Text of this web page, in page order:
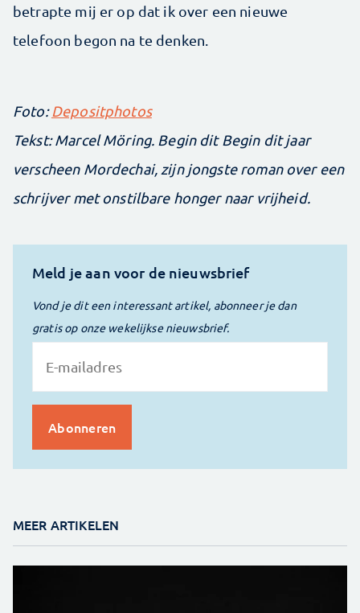
betrapte mij er op dat ik over een nieuwe
telefoon begon na te denken.
Foto:Depositphotos
Tekst: Marcel Möring. Begin dit Begin dit jaar
verscheen Mordechai, zijn jongste roman over een
schrijver met onstilbare honger naar vrijheid.
Meld je aan voor de nieuwsbrief
Vond je dit een interessant artikel, abonneer je dan
gratis op onze wekelijkse nieuwsbrief.
MEER ARTIKELEN